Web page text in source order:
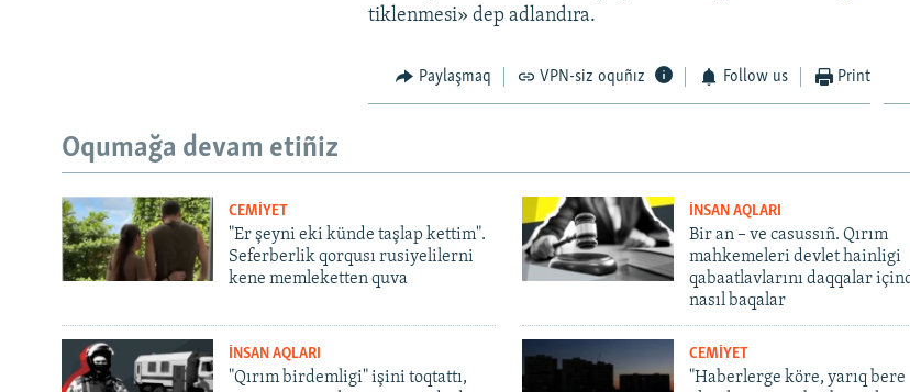
tiklenmesi» dep adlandıra.
Paylaşmaq VPN-siz oquñız Follow us Print
Oqumağa devam etiñiz
CEMİYET
"Er şeyni eki künde taşlap kettim".
Seferberlik qorqusı rusiyelilerni
kene memleketten quva
İNSAN AQLARI
Bir an – ve casussıñ. Qırım
mahkemeleri devlet hainligi
qabaatlavlarını daqqalar
nasıl baqalar
İNSAN AQLARI
"Qırım birdemligi" işini toqtattı,
CEMİYET
"Haberlerge köre, yarıq bere